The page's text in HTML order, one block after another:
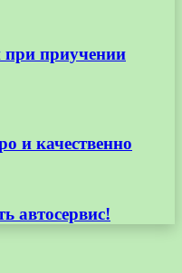
при приучении
и качественно
автосервис!